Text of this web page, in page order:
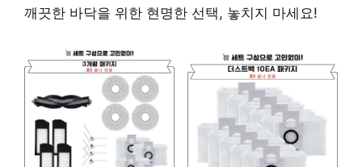
깨끗한 바닥을 위한 현명한 선택, 놓치지 마세요!